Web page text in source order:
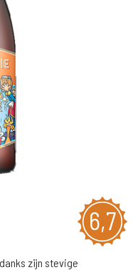
6,7
zijn stevige